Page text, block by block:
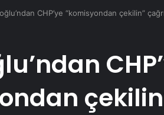
CHP’ye “komisyondan çekilin”